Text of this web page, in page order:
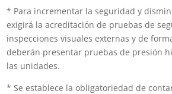
* Para incrementar la seguridad y
exigirá la acreditación de pruebas de
inspecciones visuales externas y de
deberán presentar pruebas de presión
las unidades.
* Se establece la obligatoriedad de